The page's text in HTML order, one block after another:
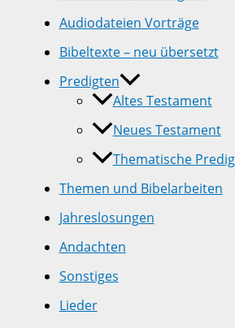
Audiodateien Vorträge
Bibeltexte – neu übersetzt
Predigten
Altes Testament
Neues Testament
Thematische
Themen und Bibelarbeiten
Jahreslosungen
Andachten
Sonstiges
Lieder